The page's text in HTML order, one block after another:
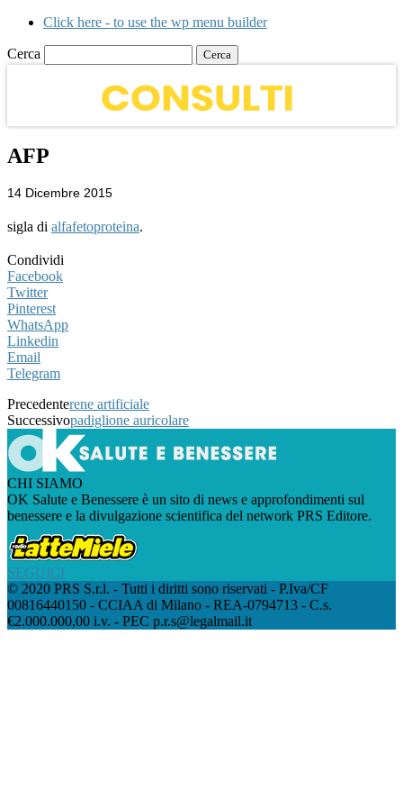
Click here - to use the wp menu builder
Cerca
AFP
14 Dicembre 2015
sigla di alfafetoproteina.
Condividi
Facebook
Twitter
Pinterest
WhatsApp
Linkedin
Email
Telegram
Precedenterene artificiale
Successivopadiglione auricolare
CHI SIAMO
OK Salute e Benessere è un sito di news e approfondimenti sul
benessere e la divulgazione scientifica del network PRS Editore.
SEGUICI
© 2020 PRS S.r.l. - Tutti i diritti sono riservati - P.Iva/CF
00816440150 - CCIAA di Milano - REA-0794713 - C.s.
€2.000.000,00 i.v. - PEC p.r.s@legalmail.it